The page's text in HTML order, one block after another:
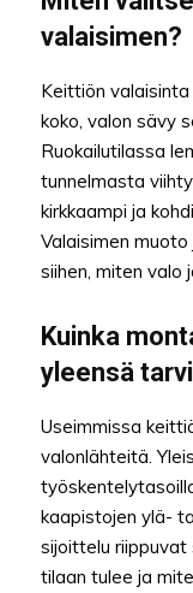
valaisimen?
Keittiön
koko, valon sävy
Ruokailutilassa
tunnelmasta
kirkkaampi ja
Valaisimen
siihen, miten valo
Kuinka
yleensä
Useimmissa
valonlähteitä.
kaapistojen ylä-
sijoittelu riippuvat
tilaan tulee ja